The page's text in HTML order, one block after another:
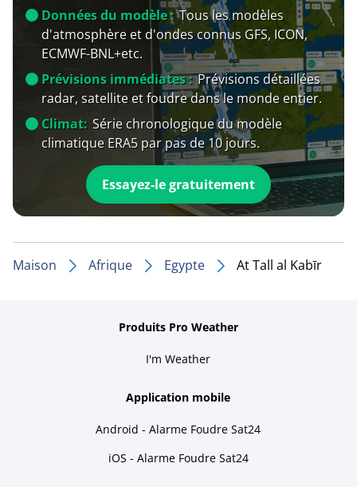
Données du modèle : Tous les modèles
d'atmosphère et d'ondes connus GFS, ICON,
ECMWF-BNL+etc.
Prévisions immédiates : Prévisions détaillées
radar, satellite et foudre dans le monde entier.
Climat: Série chronologique du modèle
climatique ERA5 par pas de 10 jours.
Essayez-le gratuitement
Maison Afrique Egypte At Tall al Kabīr
Produits Pro Weather
I'm Weather
Application mobile
Android - Alarme Foudre Sat24
iOS - Alarme Foudre Sat24